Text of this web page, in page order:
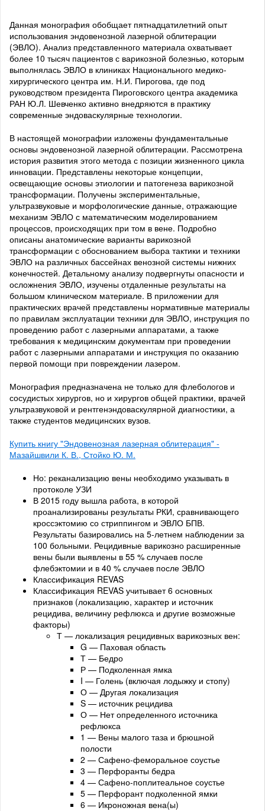
Данная монография обобщает пятнадцатилетний опыт
использования эндовенозной лазерной облитерации
(ЭВЛО). Анализ представленного материала охватывает
более 10 тысяч пациентов с варикозной болезнью, которым
выполнялась ЭВЛО в клиниках Национального медико-
хирургического центра им. Н.И. Пирогова, где под
руководством президента Пироговского центра академика
РАН Ю.Л. Шевченко активно внедряются в практику
современные эндоваскулярные технологии.
В настоящей монографии изложены фундаментальные
основы эндовенозной лазерной облитерации. Рассмотрена
история развития этого метода с позиции жизненного цикла
инновации. Представлены некоторые концепции,
освещающие основы этиологии и патогенеза варикозной
трансформации. Получены экспериментальные,
ультразвуковые и морфологические данные, отражающие
механизм ЭВЛО с математическим моделированием
процессов, происходящих при том в вене. Подробно
описаны анатомические варианты варикозной
трансформации с обоснованием выбора тактики и техники
ЭВЛО на различных бассейнах венозной системы нижних
конечностей. Детальному анализу подвергнуты опасности и
осложнения ЭВЛО, изучены отдаленные результаты на
большом клиническом материале. В приложении для
практических врачей представлены нормативные материалы
по правилам эксплуатации техники для ЭВЛО, инструкция по
проведению работ с лазерными аппаратами, а также
требования к медицинским документам при проведении
работ с лазерными аппаратами и инструкция по оказанию
первой помощи при повреждении лазером.
Монография предназначена не только для флебологов и
сосудистых хирургов, но и хирургов общей практики, врачей
ультразвуковой и рентгенэндоваскулярной диагностики, а
также студентов медицинских вузов.
Купить книгу "Эндовенозная лазерная облитерация" -
Мазайшвили К. В., Стойко Ю. М.
Но: реканализацию вены необходимо указывать в
протоколе УЗИ
В 2015 году вышла работа, в которой
проанализированы результаты РКИ, сравнивающего
кроссэктомию со стриппингом и ЭВЛО БПВ.
Результаты базировались на 5-летнем наблюдении за
100 больными. Рецидивные варикозно расширенные
вены были выявлены в 55 % случаев после
флебэктомии и в 40 % случаев после ЭВЛО
Классификация REVAS
Классификация REVAS учитывает 6 основных
признаков (локализацию, характер и источник
рецидива, величину рефлюкса и другие возможные
факторы)
Т — локализация рецидивных варикозных вен:
G — Паховая область
Т — Бедро
Р — Подколенная ямка
I — Голень (включая лодыжку и стопу)
О — Другая локализация
S — источник рецидива
О — Нет определенного источника
рефлюкса
1 — Вены малого таза и брюшной
полости
2 — Сафено-феморальное соустье
3 — Перфоранты бедра
4 — Сафено-поплитеальное соустье
5 — Перфорант подколенной ямки
6 — Икроножная вена(ы)